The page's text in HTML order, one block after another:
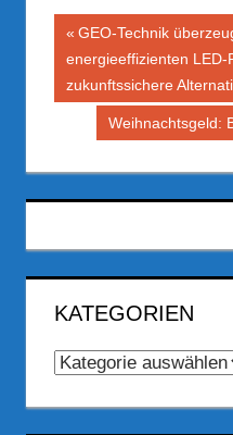
Vorheriger
Beitrag:
GEO-Technik
energieeffizienten LED-
zukunftssichere
Nächster
Weihnachtsgeld:
KATEGORIEN
Kategorien